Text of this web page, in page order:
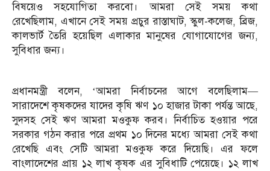
বিষয়েও সহযোগিতা করবো। আমরা সেই সময় কথা
রেখেছিলাম, এখানে সেই সময় প্রচুর রাস্তাঘাট, স্কুল-কলেজ, ব্রিজ,
কালভার্ট তৈরি হয়েছিল এলাকার মানুষের যোগাযোগের জন্য,
সুবিধার জন্য।
প্রধানমন্ত্রী বলেন, ‘আমরা নির্বাচনের আগে বলেছিলাম—
সারাদেশে কৃষকদের যাদের কৃষি ঋণ ১০ হাজার টাকা পর্যন্ত আছে,
সুদসহ সেই ঋণ আমরা মওকুফ করব। নির্বাচিত হওয়ার পরে
সরকার গঠন করার পরে প্রথম ১০ দিনের মধ্যে আমরা সেই কথা
রেখেছি এবং সেটি আমরা মওকুফ করে দিয়েছি। এর ফলে
বাংলাদেশের প্রায় ১২ লাখ কৃষক এর সুবিধাটি পেয়েছে। ১২ লাখ